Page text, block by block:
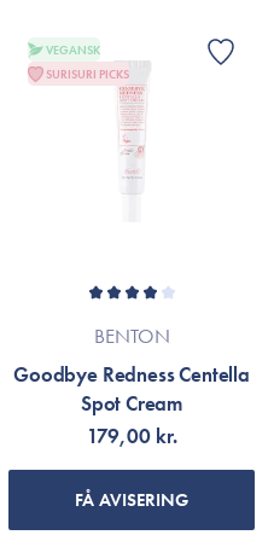
VEGANSK
SURISURI PICKS
BENTON
Goodbye Redness Centella
Spot Cream
179,00 kr.
FÅ AVISERING